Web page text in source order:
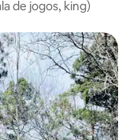
de jogos, king)